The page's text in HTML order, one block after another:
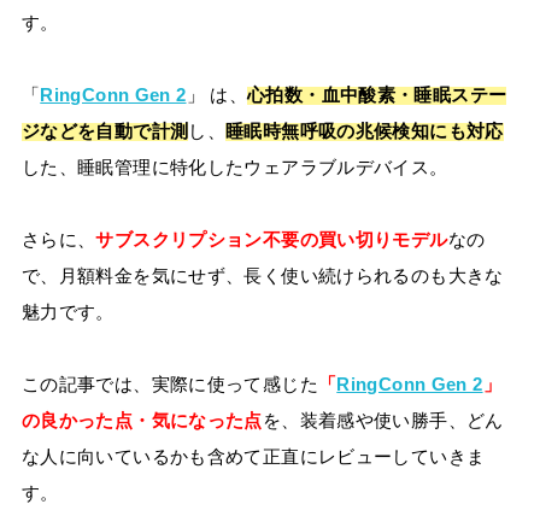
す。
「RingConn Gen 2 」 は、心拍数・血中酸素・睡眠ステー
ジなどを自動で計測 し、
睡眠時無呼吸の兆候検知にも対応
した、睡眠管理に特化したウェアラブルデバイス。
さらに、サブスクリプション不要の買い切りモデルなの
で、月額料金を気にせず、長く使い続けられるのも大きな
魅力です。
この記事では、実際に使って感じた 「RingConn Gen 2 」
の良かった点・気になった点を、装着感や使い勝手、どん
な人に向いているかも含めて正直にレビューしていきま
す。